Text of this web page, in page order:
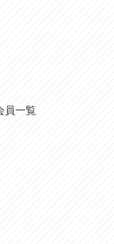
員一覧